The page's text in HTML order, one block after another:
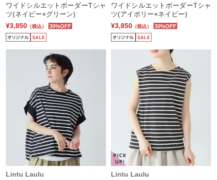
ワイドシルエットボーダーTシャ
ツ(ネイビー×グリーン)
¥3,850 （税込） 30%OFF
ワイドシルエットボーダーTシャ
ツ(アイボリー×ネイビー)
¥3,850 （税込） 30%OFF
Lintu Laulu
Lintu Laulu